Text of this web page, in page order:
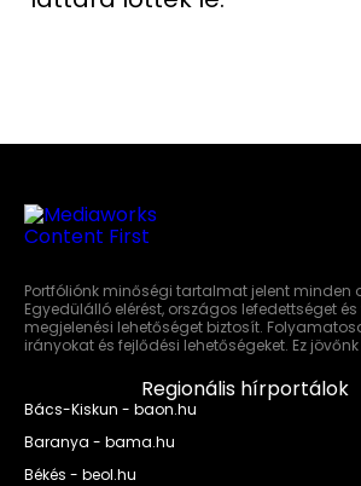
Portfóliónk minőségi tartalmat jelent minden
Egyedülálló elérést, országos lefedettséget
megjelenési lehetőséget biztosít.
irányokat és fejlődési lehetőségeket. Ez
Regionális hírportálok
Bács-Kiskun - baon.hu
Baranya - bama.hu
Békés - beol.hu